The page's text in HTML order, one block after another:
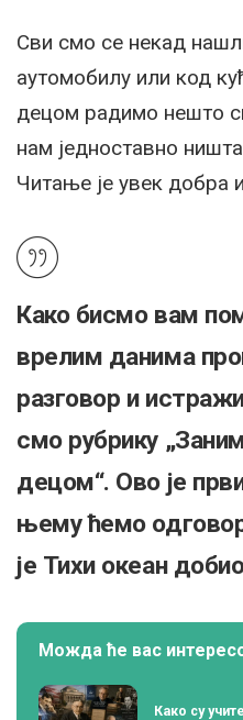
Сви смо се некад
аутомобилу или код
децом радимо нешто
нам једноставно
Читање је увек добра
Како бисмо вам
врелим данима
разговор и
смо рубрику
децом“. Ово је
њему ћемо
је Тихи океан
Можда ће вас
Како су